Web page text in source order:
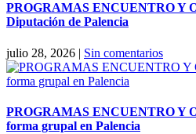
PROGRAMAS ENCUENTRO Y
Diputación de Palencia
julio 28, 2026 | Sin comentarios
PROGRAMAS ENCUENTRO Y
forma grupal en Palencia